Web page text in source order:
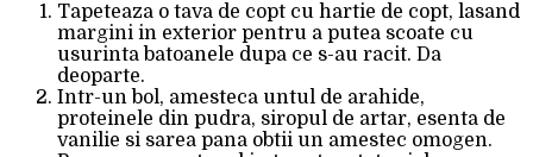
Tapeteaza o tava de copt cu hartie de copt, lasand
margini in exterior pentru a putea scoate cu
usurinta batoanele dupa ce s-au racit. Da
deoparte.
Intr-un bol, amesteca untul de arahide,
proteinele din pudra, siropul de artar, esenta de
vanilie si sarea pana obtii un amestec omogen.